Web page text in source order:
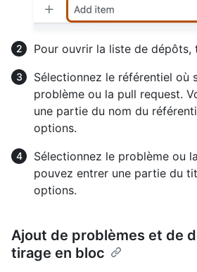
Pour ouvrir la liste de dépôts,
Sélectionnez le référentiel où
problème ou la pull request.
une partie du nom du
options.
Sélectionnez le problème ou
pouvez entrer une partie du
options.
Ajout de problèmes et de
tirage en bloc